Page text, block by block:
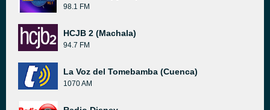
98.1 FM
HCJB 2 (Machala)
94.7 FM
La Voz del Tomebamba (Cuenca)
1070 AM